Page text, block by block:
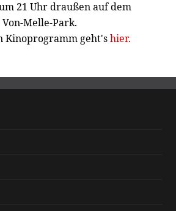
21 Uhr draußen auf dem
Melle-Park.
Kinoprogramm geht'shier.